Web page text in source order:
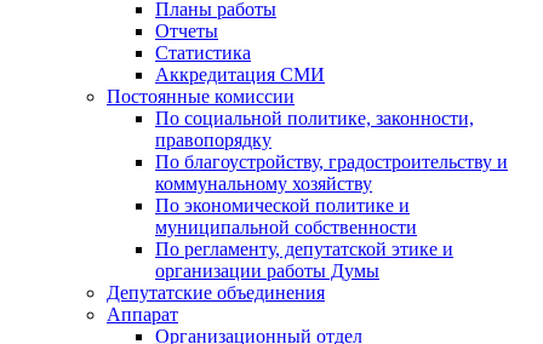
Планы работы
Отчеты
Статистика
Аккредитация СМИ
Постоянные комиссии
По социальной политике, законности,
правопорядку
По благоустройству, градостроительству и
коммунальному хозяйству
По экономической политике и
муниципальной собственности
По регламенту, депутатской этике и
организации работы Думы
Депутатские объединения
Аппарат
Организационный отдел